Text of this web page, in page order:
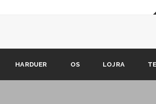
Tesla
me 0 Lekë? (vetëm për numra Vodafone)
HARDUER OS LOJRA